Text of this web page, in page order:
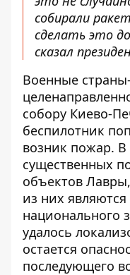
собирали
сделать это
сказал
Военные
собору Киево-
беспилотник
возник пожар. В
существенных
объектов
из них
национального
удалось
остается
последующего